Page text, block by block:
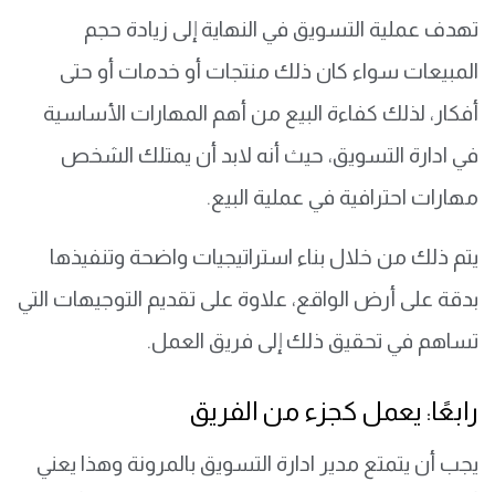
تهدف عملية التسويق في النهاية إلى زيادة حجم
المبيعات سواء كان ذلك منتجات أو خدمات أو حتى
أفكار، لذلك كفاءة البيع من أهم المهارات الأساسية
في ادارة التسويق، حيث أنه لابد أن يمتلك الشخص
مهارات احترافية في عملية البيع.
يتم ذلك من خلال بناء استراتيجيات واضحة وتنفيذها
بدقة على أرض الواقع، علاوة على تقديم التوجيهات التي
تساهم في تحقيق ذلك إلى فريق العمل.
رابعًا: يعمل كجزء من الفريق
يجب أن يتمتع مدير ادارة التسويق بالمرونة وهذا يعني